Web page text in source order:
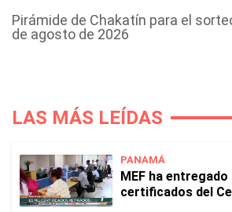
Pirámide de Chakatín para el
de agosto de 2026
LAS MÁS LEÍDAS
PANAMÁ
MEF ha entregado
certificados del